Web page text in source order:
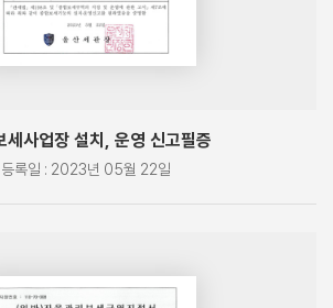
세사업장 설치, 운영 신고필증
등록일 : 2023년 05월 22일